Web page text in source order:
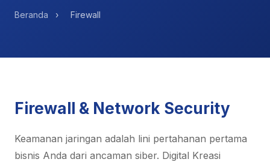
Beranda › Firewall
Firewall & Network Security
Keamanan jaringan adalah lini pertahanan pertama
bisnis Anda dari ancaman siber. Digital Kreasi